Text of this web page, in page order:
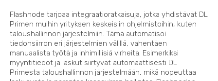
Flashnode tarjoaa integraatioratkaisuja, jotka yhdistävät DL
Primen muihin yrityksen keskeisiin ohjelmistoihin, kuten
taloushallinnon järjestelmiin. Tämä automatisoi
tiedonsiirron eri järjestelmien välillä, vähentäen
manuaalista työtä ja inhimillisiä virheitä. Esimerkiksi
myyntitiedot ja laskut siirtyvät automaattisesti DL
Primesta taloushallinnon järjestelmään, mikä nopeuttaa